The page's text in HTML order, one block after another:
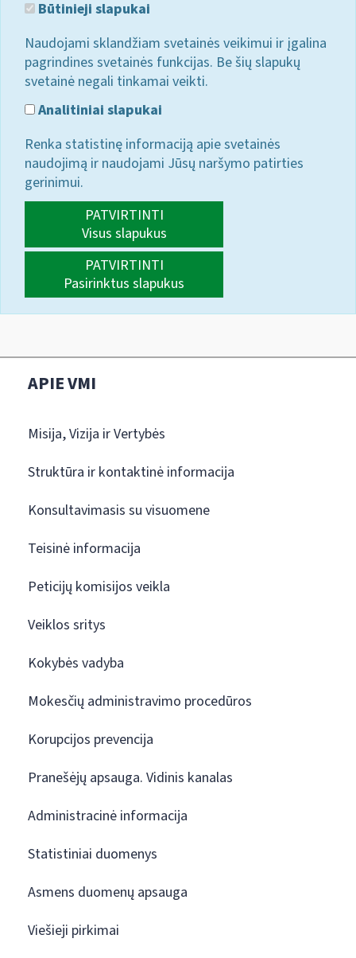
Būtinieji slapukai
Naudojami sklandžiam svetainės veikimui ir įgalina
pagrindines svetainės funkcijas. Be šių slapukų
svetainė negali tinkamai veikti.
Analitiniai slapukai
Renka statistinę informaciją apie svetainės
naudojimą ir naudojami Jūsų naršymo patirties
gerinimui.
PATVIRTINTI
Visus slapukus
PATVIRTINTI
Pasirinktus slapukus
APIE VMI
Misija, Vizija ir Vertybės
Struktūra ir kontaktinė informacija
Konsultavimasis su visuomene
Teisinė informacija
Peticijų komisijos veikla
Veiklos sritys
Kokybės vadyba
Mokesčių administravimo procedūros
Korupcijos prevencija
Pranešėjų apsauga. Vidinis kanalas
Administracinė informacija
Statistiniai duomenys
Asmens duomenų apsauga
Viešieji pirkimai